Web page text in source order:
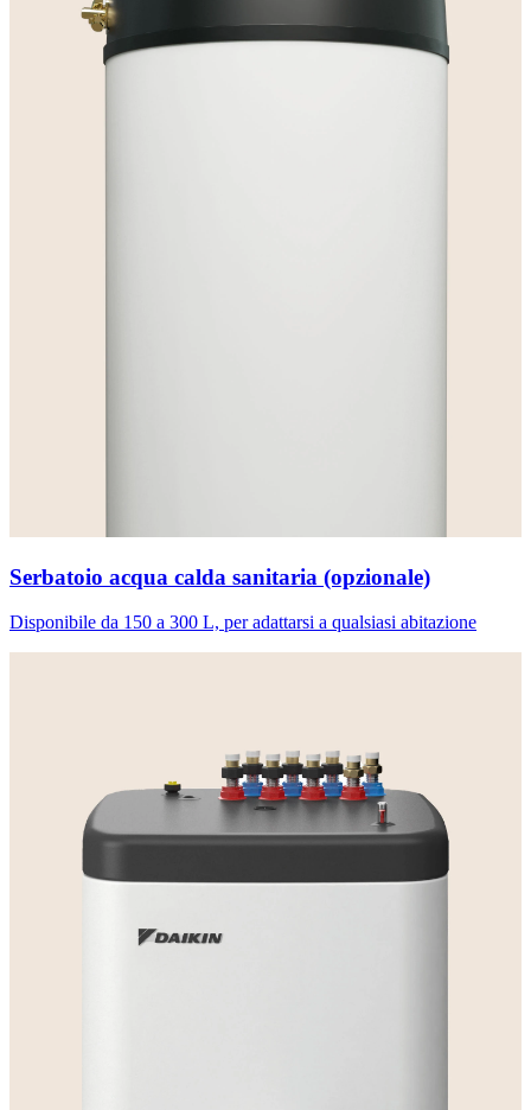
Serbatoio acqua calda sanitaria (opzionale)
Disponibile da 150 a 300 L, per adattarsi a qualsiasi abitazione